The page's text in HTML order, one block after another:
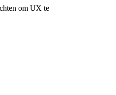
om UX te